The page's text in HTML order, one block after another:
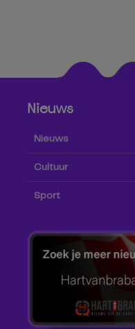
Nieuws
Nieuws
Cultuur
Sport